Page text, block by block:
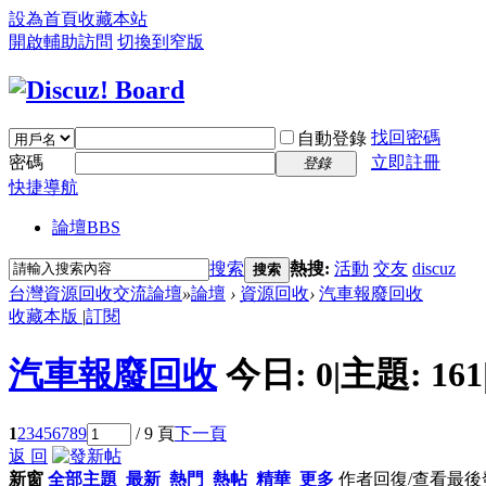
設為首頁收藏本站
開啟輔助訪問 切換到窄版
自動登錄 找回密碼
密碼
登錄
立即註冊
快捷導航
論壇BBS
搜索 搜索 熱搜: 活動 交友 discuz
台灣資源回收交流論壇»論壇 › 資源回收› 汽車報廢回收
收藏本版 |訂閱
汽車報廢回收 今日: 0|主題: 161
123456789 / 9 頁下一頁
返 回
新窗 全部主題 最新 熱門 熱帖 精華 更多 作者回復/查看最後